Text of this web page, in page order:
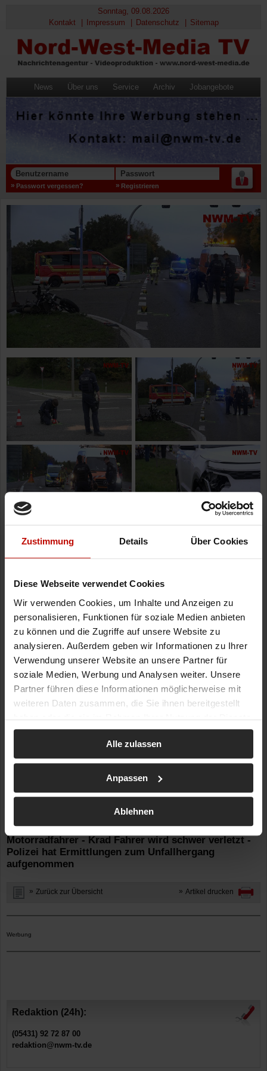
Zustimmung Details Über Cookies
Diese Webseite verwendet Cookies
Wir verwenden Cookies, um Inhalte und Anzeigen zu
personalisieren, Funktionen für soziale Medien anbieten
zu können und die Zugriffe auf unsere Website zu
analysieren. Außerdem geben wir Informationen zu Ihrer
Verwendung unserer Website an unsere Partner für
soziale Medien, Werbung und Analysen weiter. Unsere
Partner führen diese Informationen möglicherweise mit
weiteren Daten zusammen, die Sie ihnen bereitgestellt
haben oder die sie im Rahmen Ihrer Nutzung der Dienste
gesammelt haben.
Alle zulassen
Anpassen
Ablehnen
Sonntag, 09.08.2026
Kontakt
Impressum Datenschutz Sitemap
News Über uns Service Archiv Jobangebote
Benutzername Passwort
Passwort vergessen? Registrieren
22.10.2025 | 09:11
Ort: NW / B266 bei Mechernich / Kreis Euskirchen
Vorfahrt missachtet! - PKW Kracht auf Kreuzung in
Motorradfahrer - Krad Fahrer wird schwer verletzt -
Polizei hat Ermittlungen zum Unfallhergang
aufgenommen
Zurück zur Übersicht Artikel drucken
Werbung
Redaktion (24h):
(05431) 92 72 87 00
redaktion@nwm-tv.de